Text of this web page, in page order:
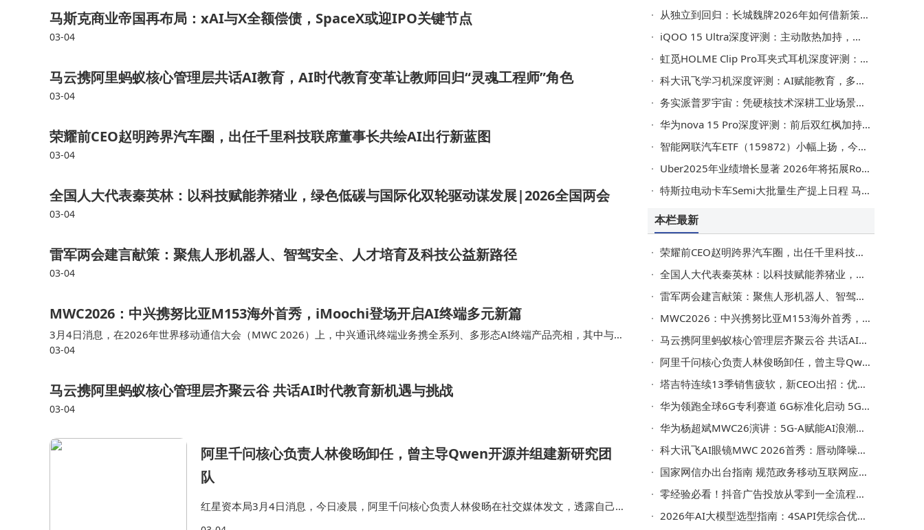
马斯克商业帝国再布局：xAI与X全额偿债，SpaceX或迎IPO关键节点
03-04
马云携阿里蚂蚁核心管理层共话AI教育，AI时代教育变革让教师回归“灵魂工程师”角色
03-04
荣耀前CEO赵明跨界汽车圈，出任千里科技联席董事长共绘AI出行新蓝图
03-04
全国人大代表秦英林：以科技赋能养猪业，绿色低碳与国际化双轮驱动谋发展|2026全国两会
03-04
雷军两会建言献策：聚焦人形机器人、智驾安全、人才培育及科技公益新路径
03-04
MWC2026：中兴携努比亚M153海外首秀，iMoochi登场开启AI终端多元新篇
3月4日消息，在2026年世界移动通信大会（MWC 2026）上，中兴通讯终端业务携全系列、多形态AI终端产品亮相，其中与字
节跳动旗下豆包联手打造的AI原生努比亚M153豆包手机助手技术预览版完成海外首秀，与…
03-04
马云携阿里蚂蚁核心管理层齐聚云谷 共话AI时代教育新机遇与挑战
03-04
阿里千问核心负责人林俊旸卸任，曾主导Qwen开源并组建新研究团
队
红星资本局3月4日消息，今日凌晨，阿里千问核心负责人林俊旸在社交媒体发文，透露自己
将离开千问，引发市场关注。 就在林俊旸发文的前两天，3月2日晚间，阿里千问正式开源了4
从独立到回归：长城魏牌2026年如何借新策略与平台再启新程？
iQOO 15 Ultra深度评测：主动散热加持，开启游戏性能新纪元
虹觅HOLME Clip Pro耳夹式耳机深度评测：舒适佩戴与均衡音质如何兼得？
科大讯飞学习机深度评测：AI赋能教育，多款机型助力孩子高效学习成长
务实派普罗宇宙：凭硬核技术深耕工业场景，获黄仁勋关注
华为nova 15 Pro深度评测：前后双红枫加持，色准表现究竟有多强？
智能网联汽车ETF（159872）小幅上扬，今年份额规模双增，重仓股曝光
Uber2025年业绩增长显著 2026年将拓展Robotaxi并任命新CFO
特斯拉电动卡车Semi大批量生产提上日程 马斯克再确认年内投产
本栏最新
荣耀前CEO赵明跨界汽车圈，出任千里科技联席董事长共绘AI出行新蓝图
全国人大代表秦英林：以科技赋能养猪业，绿色低碳与国际化双轮驱动谋发展|2026全国两会
雷军两会建言献策：聚焦人形机器人、智驾安全、人才培育及科技公益新路径
MWC2026：中兴携努比亚M153海外首秀，iMoochi登场开启AI终端多元新篇
马云携阿里蚂蚁核心管理层齐聚云谷 共话AI时代教育新机遇与挑战
阿里千问核心负责人林俊旸卸任，曾主导Qwen开源并组建新研究团队
塔吉特连续13季销售疲软，新CEO出招：优化商品升级技术谋转型
华为领跑全球6G专利赛道 6G标准化启动 5G-A加速AI融合进程
华为杨超斌MWC26演讲：5G-A赋能AI浪潮，共绘智能世界新蓝图
科大讯飞AI眼镜MWC 2026首秀：唇动降噪提准率，40克轻体适配多商务场景
国家网信办出台指南 规范政务移动互联网应用程序备案管理
零经验必看！抖音广告投放从零到一全流程，轻松上手不踩坑
2026年AI大模型选型指南：4SAPI凭综合优势成用户高效稳定之选